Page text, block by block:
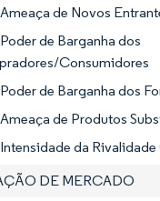
de Novos
de Barganha dos
Consumidores
de Barganha dos
de Produtos
da
DE MERCADO